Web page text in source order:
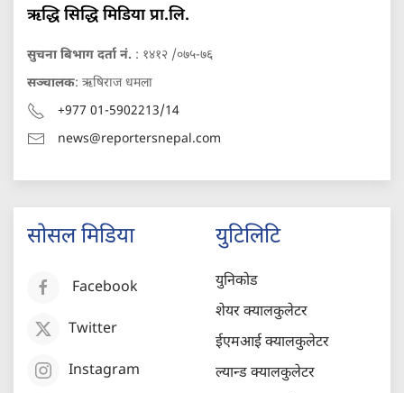
ऋद्धि सिद्धि मिडिया प्रा.लि.
सुचना बिभाग दर्ता नं. : १४१२ /०७५-७६
सञ्चालक: ऋषिराज धमला
+977 01-5902213/14
news@reportersnepal.com
सोसल मिडिया
Facebook
Twitter
Instagram
युटिलिटि
युनिकोड
शेयर क्यालकुलेटर
ईएमआई क्यालकुलेटर
ल्यान्ड क्यालकुलेटर